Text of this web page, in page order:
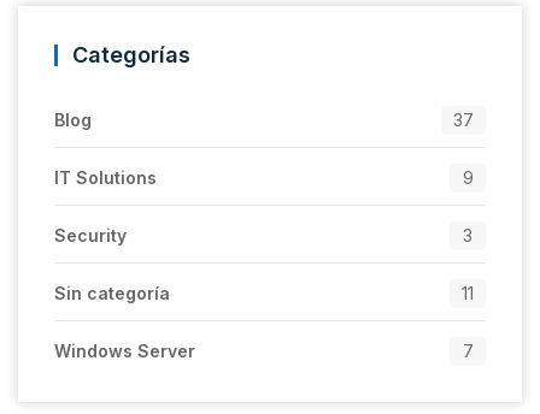
Categorías
Blog 37
IT Solutions 9
Security 3
Sin categoría 11
Windows Server 7